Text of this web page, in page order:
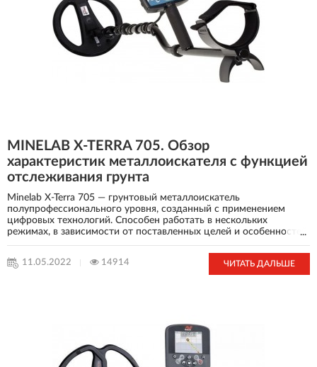
MINELAB X-TERRA 705. Обзор
характеристик металлоискателя с функцией
отслеживания грунта
Minelab X-Terra 705 — грунтовый металлоискатель
полупрофессионального уровня, созданный с применением
цифровых технологий. Способен работать в нескольких
режимах, в зависимости от поставленных целей и особенностей
местности. Оснащен функцией отслеживания грунта,
позволяющей прибору автоматически подстраиваться под
изменения последнего в режиме реального времени. Пригоден
для поиска монет, колец, браслетов и прочих изделий из
...
11.05.2022 14914 ЧИТАТЬ ДАЛЬШЕ